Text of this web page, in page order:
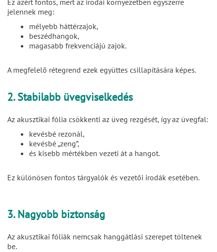
Ez azért fontos, mert az irodai környezetben egyszerre
jelennek meg:
mélyebb háttérzajok,
beszédhangok,
magasabb frekvenciájú zajok.
A megfelelő rétegrend ezek együttes csillapítására képes.
2. Stabilabb üvegviselkedés
Az akusztikai fólia csökkenti az üveg rezgését, így az üvegfal:
kevésbé rezonál,
kevésbé „zeng”,
és kisebb mértékben vezeti át a hangot.
Ez különösen fontos tárgyalók és vezetői irodák esetében.
3. Nagyobb biztonság
Az akusztikai fóliák nemcsak hanggátlási szerepet töltenek
be.